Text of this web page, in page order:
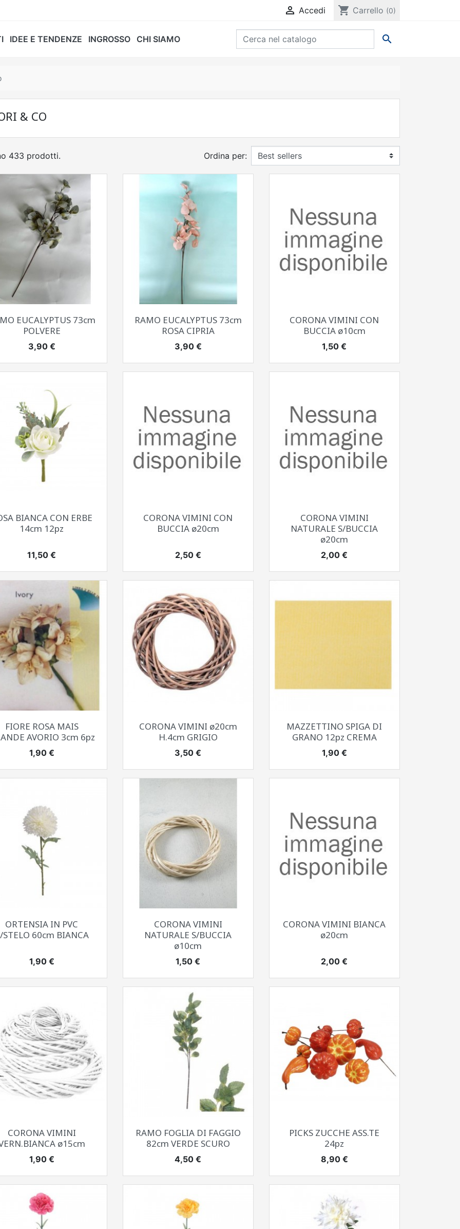
 Accedi shopping_cart Carrello (0)
IDEE E TENDENZE INGROSSO CHI SIAMO 
& CO
433 prodotti. Ordina per:
EUCALYPTUS 73cm
POLVERE
Prezzo
3,90 €
RAMO EUCALYPTUS 73cm
ROSA CIPRIA
Prezzo
3,90 €
CORONA VIMINI CON
BUCCIA ø10cm
Prezzo
1,50 €
BIANCA CON ERBE
14cm 12pz
Prezzo
11,50 €
CORONA VIMINI CON
BUCCIA ø20cm
Prezzo
2,50 €
CORONA VIMINI
NATURALE S/BUCCIA
ø20cm
Prezzo
2,00 €
FIORE ROSA MAIS
AVORIO 3cm 6pz
Prezzo
1,90 €
CORONA VIMINI ø20cm
H.4cm GRIGIO
Prezzo
3,50 €
MAZZETTINO SPIGA DI
GRANO 12pz CREMA
Prezzo
1,90 €
ORTENSIA IN PVC
STELO 60cm BIANCA
Prezzo
1,90 €
CORONA VIMINI
NATURALE S/BUCCIA
ø10cm
Prezzo
1,50 €
CORONA VIMINI BIANCA
ø20cm
Prezzo
2,00 €
CORONA VIMINI
ø15cm
Prezzo
1,90 €
RAMO FOGLIA DI FAGGIO
82cm VERDE SCURO
Prezzo
4,50 €
PICKS ZUCCHE ASS.TE
24pz
Prezzo
8,90 €